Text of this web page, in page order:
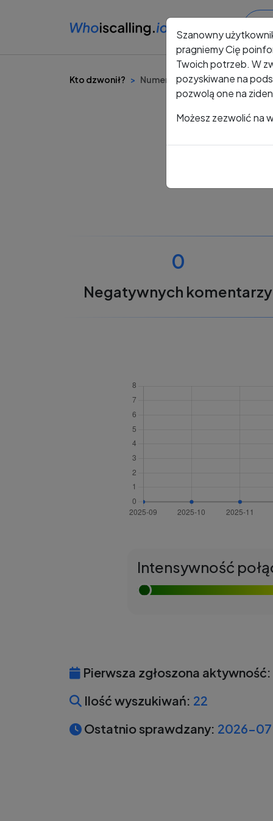
Kto dzwonił? Numer +48 487 965 413
0
Negatywnych komentarzy
Intensywność
Pierwsza zgłoszona aktywność:
Ilość wyszukiwań: 22
Ostatnio sprawdzany: 2026-
Szanowny
pragniemy Cię
Twoich potrzeb. W
pozyskiwane na
pozwolą one na
Możesz zezwolić na